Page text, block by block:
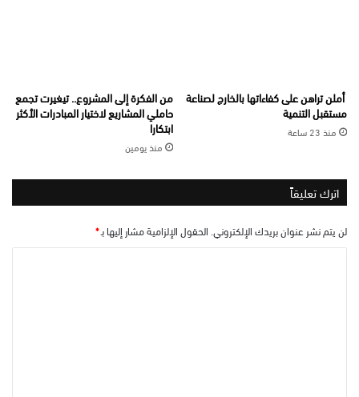
أملن تراهن على كفاءاتها بالخارج لصناعة
مستقبل التنمية
منذ 23 ساعة
من الفكرة إلى المشروع.. تيغيرت تجمع
حاملي المشاريع لاختيار المبادرات الأكثر
ابتكارا
منذ يومين
اترك تعليقاً
لن يتم نشر عنوان بريدك الإلكتروني. الحقول الإلزامية مشار إليها بـ*